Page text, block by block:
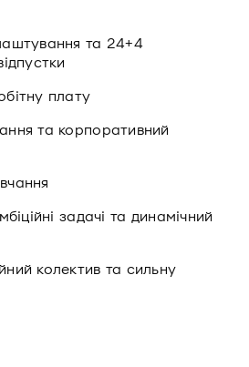
та 24+4
плату
та корпоративний
задачі та динамічний
колектив та сильну